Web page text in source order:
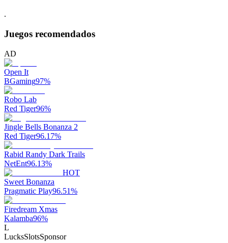
.
Juegos recomendados
AD
Open It
BGaming97%
Robo Lab
Red Tiger96%
Jingle Bells Bonanza 2
Red Tiger96.17%
Rabid Randy Dark Trails
NetEnt96.13%
HOT
Sweet Bonanza
Pragmatic Play96.51%
Firedream Xmas
Kalamba96%
L
LucksSlotsSponsor